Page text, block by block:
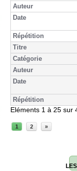
Eléments 1 à 25 sur
1 2 »